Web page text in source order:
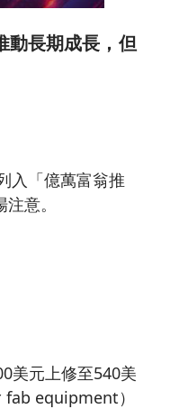
動長期成長，但
入「億萬富翁推
意。
美元上修至540美
equipment）